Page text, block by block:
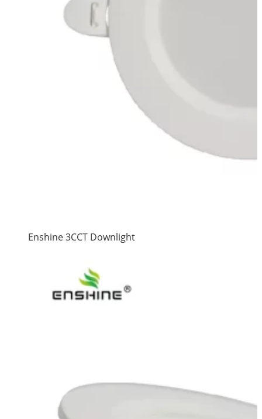
Enshine 3CCT Downlight